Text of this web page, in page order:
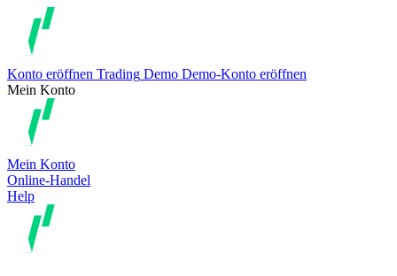
Konto eröffnen Trading Demo Demo-Konto eröffnen
Mein Konto
Mein Konto
Online-Handel
Help